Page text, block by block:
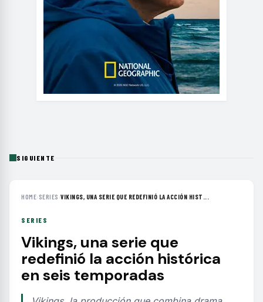
SIGUIENTE
HOME› SERIES ›VIKINGS, UNA SERIE QUE REDEFINIÓ LA ACCIÓN HIST...
SERIES
Vikings, una serie que
redefinió la acción histórica
en seis temporadas